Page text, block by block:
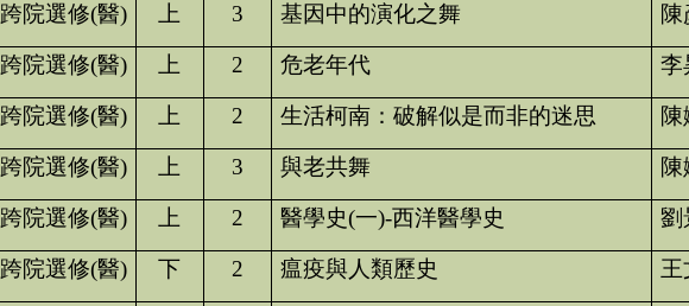
跨院選修(醫) 上 3 基因中的演化之舞 陳
跨院選修(醫) 上 2 危老年代 李
跨院選修(醫) 上 2 生活柯南：破解似是而非的迷思 陳
跨院選修(醫) 上 3 與老共舞 陳
跨院選修(醫) 上 2 醫學史(一)-西洋醫學史 劉
跨院選修(醫) 下 2 瘟疫與人類歷史 王